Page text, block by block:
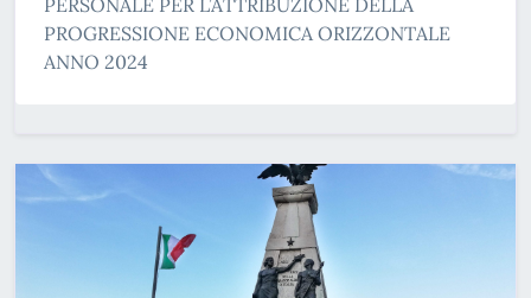
PROGRESSIONE ECONOMICA ORIZZONTALE
ANNO 2024